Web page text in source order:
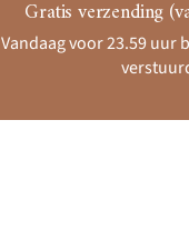
Gratis verzending
Vandaag voor 23.59 uur